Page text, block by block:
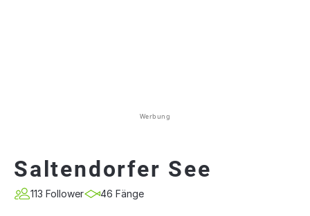
Werbung
Saltendorfer See
113 Follower 46 Fänge